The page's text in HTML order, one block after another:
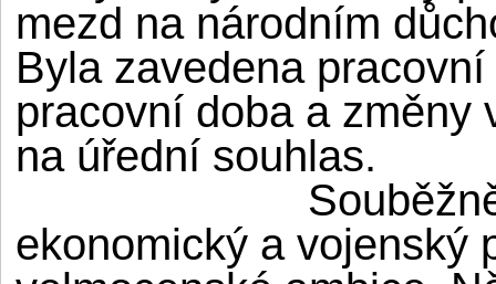
mezd na národním
Byla zavedena
pracovní doba a změny
na úřední souhlas.
ekonomický a vojenský